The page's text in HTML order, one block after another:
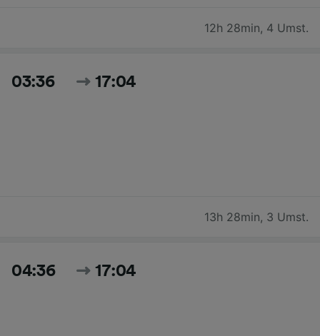
12h 28min, 4 Umst.
03:36 17:04
13h 28min, 3 Umst.
04:36 17:04